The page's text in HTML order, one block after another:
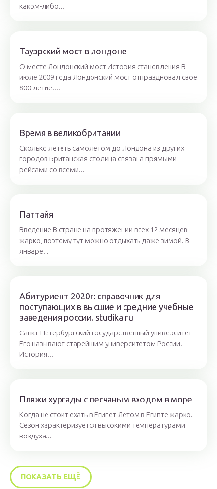
каком-либо...
Тауэрский мост в лондоне
О месте Лондонский мост История становления В
июле 2009 года Лондонский мост отпраздновал свое
800-летие....
Время в великобритании
Сколько лететь самолетом до Лондона из других
городов Британская столица связана прямыми
рейсами со всеми...
Паттайя
Введение В стране на протяжении всех 12 месяцев
жарко, поэтому тут можно отдыхать даже зимой. В
январе...
Абитуриент 2020г: справочник для
поступающих в высшие и средние учебные
заведения россии. studika.ru
Санкт-Петербургский государственный университет
Его называют старейшим университетом России.
История...
Пляжи хургады с песчаным входом в море
Когда не стоит ехать в Египет Летом в Египте жарко.
Сезон характеризуется высокими температурами
воздуха...
ПОКАЗАТЬ ЕЩЁ